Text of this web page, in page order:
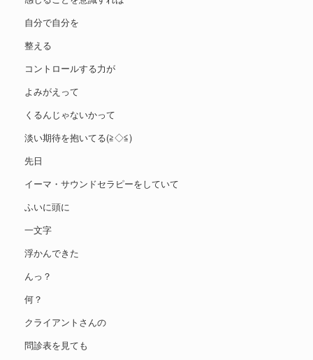
自分で自分を
整える
コントロールする力が
よみがえって
くるんじゃないかって
淡い期待を抱いてる(≧◇≦)
先日
イーマ・サウンドセラピーをしていて
ふいに頭に
一文字
浮かんできた
んっ？
何？
クライアントさんの
問診表を見ても